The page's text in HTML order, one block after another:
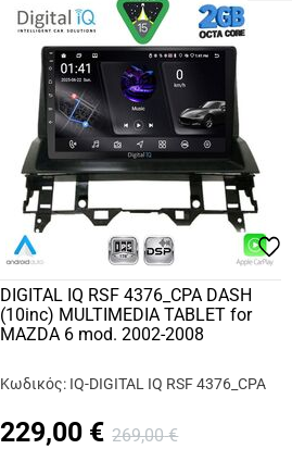
DIGITAL IQ RSF 4376_CPA DASH
(10inc) MULTIMEDIA TABLET for
MAZDA 6 mod. 2002-2008
Κωδικός: IQ-DIGITAL IQ RSF 4376_CPA
229,00 € 269,00 €